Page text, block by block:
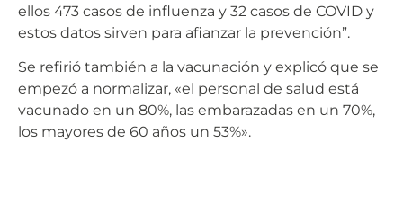
ellos 473 casos de influenza y 32 casos de COVID y
estos datos sirven para afianzar la prevención”.
Se refirió también a la vacunación y explicó que se
empezó a normalizar, «el personal de salud está
vacunado en un 80%, las embarazadas en un 70%,
los mayores de 60 años un 53%».